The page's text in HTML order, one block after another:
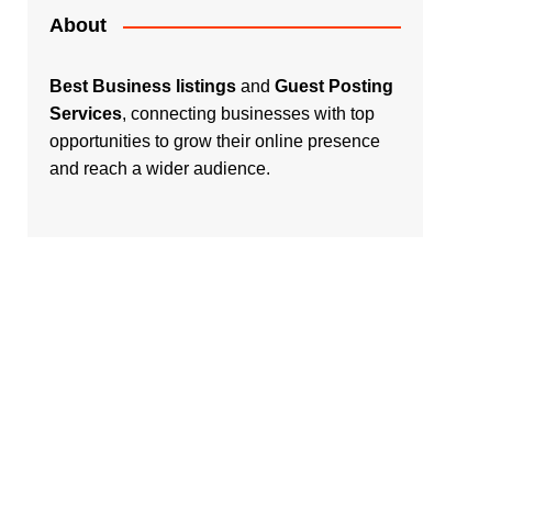
About
Best Business listings and Guest Posting
Services, connecting businesses with top
opportunities to grow their online presence
and reach a wider audience.